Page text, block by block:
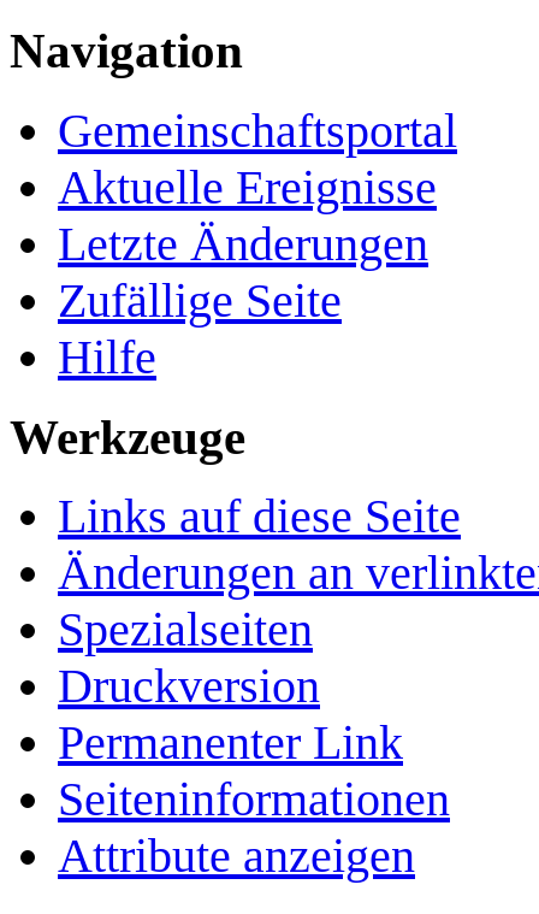
Navigation
Gemeinschafts­portal
Aktuelle Ereignisse
Letzte Änderungen
Zufällige Seite
Hilfe
Werkzeuge
Links auf diese Seite
Änderungen an
Spezialseiten
Druckversion
Permanenter Link
Seiten­­informationen
Attribute anzeigen